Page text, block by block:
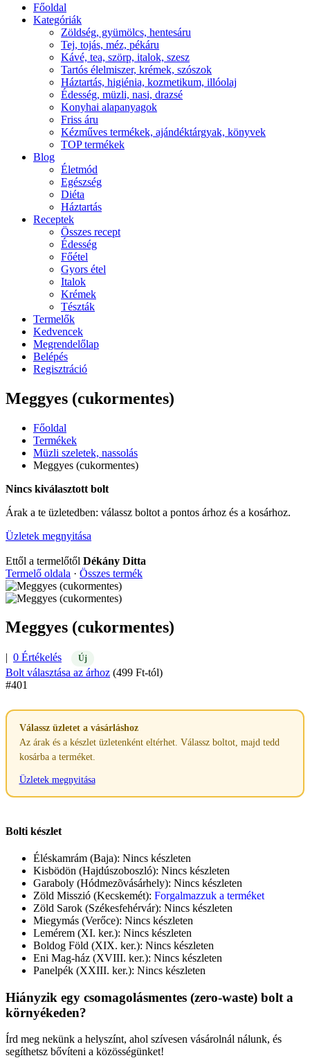
Főoldal
Kategóriák
Zöldség, gyümölcs, hentesáru
Tej, tojás, méz, pékáru
Kávé, tea, szörp, italok, szesz
Tartós élelmiszer, krémek, szószok
Háztartás, higiénia, kozmetikum, illóolaj
Édesség, müzli, nasi, drazsé
Konyhai alapanyagok
Friss áru
Kézműves termékek, ajándéktárgyak, könyvek
TOP termékek
Blog
Életmód
Egészség
Diéta
Háztartás
Receptek
Összes recept
Édesség
Főétel
Gyors étel
Italok
Krémek
Tészták
Termelők
Kedvencek
Megrendelőlap
Belépés
Regisztráció
Meggyes (cukormentes)
Főoldal
Termékek
Müzli szeletek, nassolás
Meggyes (cukormentes)
Nincs kiválasztott bolt
Árak a te üzletedben: válassz boltot a pontos árhoz és a kosárhoz.
Üzletek megnyitása
Ettől a termelőtől Dékány Ditta
Termelő oldala · Összes termék
Meggyes (cukormentes)
| 0 Értékelés Új
Bolt választása az árhoz (499 Ft-tól)
#401
Válassz üzletet a vásárláshoz
Az árak és a készlet üzletenként eltérhet. Válassz boltot, majd tedd
kosárba a terméket.
Üzletek megnyitása
Bolti készlet
Éléskamrám (Baja): Nincs készleten
Kisbödön (Hajdúszoboszló): Nincs készleten
Garaboly (Hódmezõvásárhely): Nincs készleten
Zöld Misszió (Kecskemét): Forgalmazzuk a terméket
Zöld Sarok (Székesfehérvár): Nincs készleten
Miegymás (Verőce): Nincs készleten
Lemérem (XI. ker.): Nincs készleten
Boldog Föld (XIX. ker.): Nincs készleten
Eni Mag-ház (XVIII. ker.): Nincs készleten
Panelpék (XXIII. ker.): Nincs készleten
Hiányzik egy csomagolásmentes (zero-waste) bolt a
környékeden?
Írd meg nekünk a helyszínt, ahol szívesen vásárolnál nálunk, és
segíthetsz bővíteni a közösségünket!